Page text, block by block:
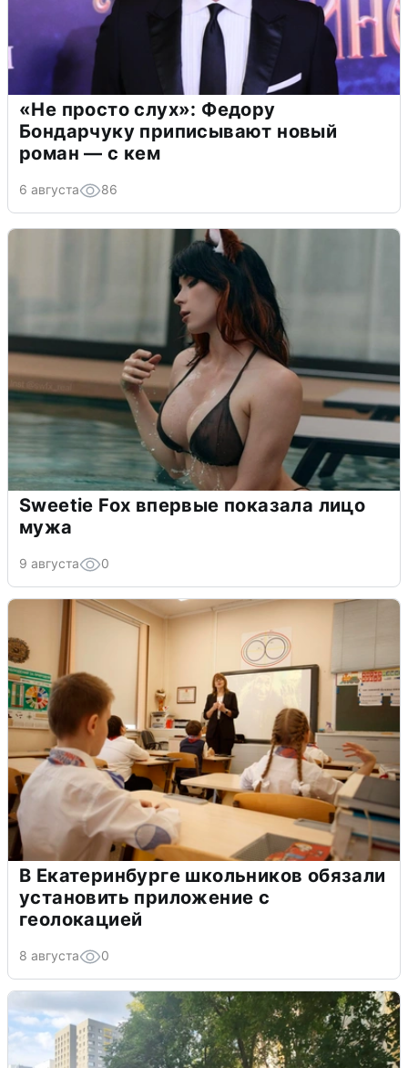
«Не просто слух»: Федору
Бондарчуку приписывают новый
роман — с кем
6 августа 86
Sweetie Fox впервые показала лицо
мужа
9 августа 0
В Екатеринбурге школьников обязали
установить приложение с
геолокацией
8 августа 0